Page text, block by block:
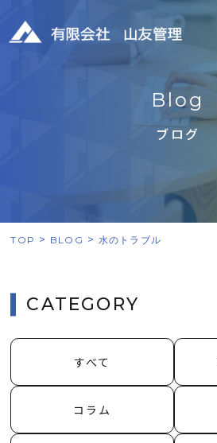
B log
ブログ
TOP BLOG 水のトラブル
CATEGORY
すべて
コラム